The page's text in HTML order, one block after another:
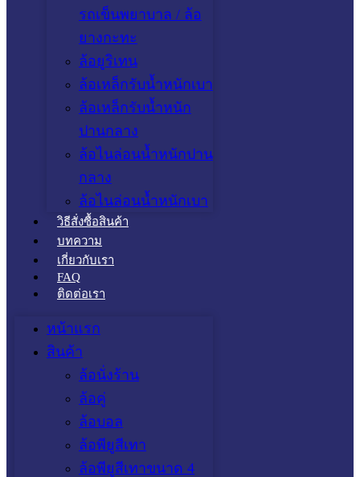
รถเข็นพยาบาล / ล้อ
ยางกะทะ
ล้อยูริเทน
ล้อเหล็กรับน้ำหนักเบา
ล้อเหล็กรับน้ำหนัก
ปานกลาง
ล้อไนล่อนน้ำหนักปาน
กลาง
ล้อไนล่อนน้ำหนักเบา
วิธีสั่งซื้อสินค้า
บทความ
เกี่ยวกับเรา
FAQ
ติดต่อเรา
หน้าแรก
สินค้า
ล้อนั่งร้าน
ล้อคู่
ล้อบอล
ล้อพียูสีเทา
ล้อพียูสีเทาขนาด 4